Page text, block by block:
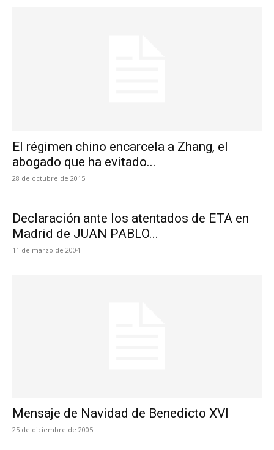
El régimen chino encarcela a Zhang, el
abogado que ha evitado...
28 de octubre de 2015
Declaración ante los atentados de ETA en
Madrid de JUAN PABLO...
11 de marzo de 2004
Mensaje de Navidad de Benedicto XVI
25 de diciembre de 2005